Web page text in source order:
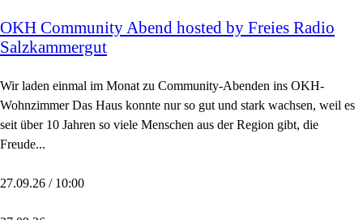
OKH Community Abend hosted by Freies Radio
Salzkammergut
Wir laden einmal im Monat zu Community-Abenden ins OKH-
Wohnzimmer Das Haus konnte nur so gut und stark wachsen, weil es
seit über 10 Jahren so viele Menschen aus der Region gibt, die
Freude...
27.09.26 / 10:00